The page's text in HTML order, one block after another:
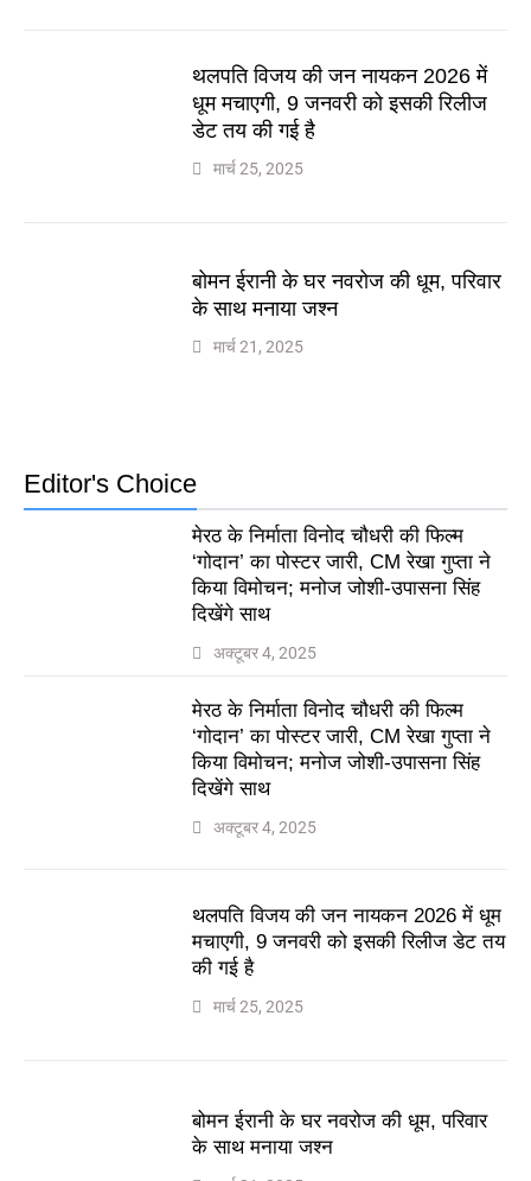
थलपति विजय की जन नायकन 2026 में
धूम मचाएगी, 9 जनवरी को इसकी रिलीज
डेट तय की गई है
मार्च 25, 2025
बोमन ईरानी के घर नवरोज की धूम, परिवार
के साथ मनाया जश्न
मार्च 21, 2025
Editor's Choice
मेरठ के निर्माता विनोद चौधरी की फिल्म
‘गोदान’ का पोस्टर जारी, CM रेखा गुप्ता ने
किया विमोचन; मनोज जोशी-उपासना सिंह
दिखेंगे साथ
अक्टूबर 4, 2025
मेरठ के निर्माता विनोद चौधरी की फिल्म
‘गोदान’ का पोस्टर जारी, CM रेखा गुप्ता ने
किया विमोचन; मनोज जोशी-उपासना सिंह
दिखेंगे साथ
अक्टूबर 4, 2025
थलपति विजय की जन नायकन 2026 में धूम
मचाएगी, 9 जनवरी को इसकी रिलीज डेट तय
की गई है
मार्च 25, 2025
बोमन ईरानी के घर नवरोज की धूम, परिवार
के साथ मनाया जश्न